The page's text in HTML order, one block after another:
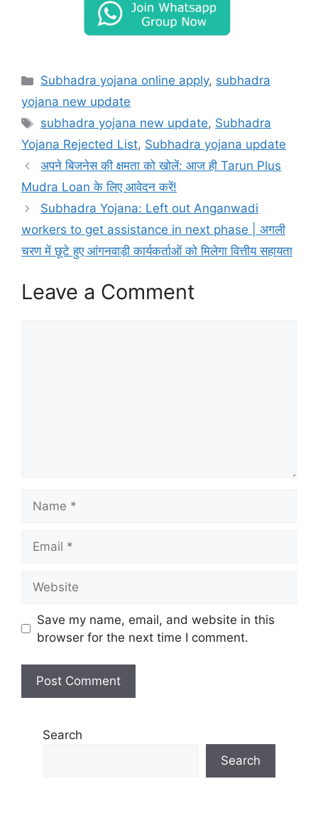
Categories
Subhadra yojana online apply, subhadra
yojana new update
Tags
subhadra yojana new update, Subhadra
Yojana Rejected List, Subhadra yojana update
अपने बिजनेस की क्षमता को खोलें: आज ही Tarun Plus
Mudra Loan के लिए आवेदन करें!
Subhadra Yojana: Left out Anganwadi
workers to get assistance in next phase | अगली
चरण में छूटे हुए आंगनवाड़ी कार्यकर्ताओं को मिलेगा वित्तीय सहायता
Leave a Comment
Save my name, email, and website in this
browser for the next time I comment.
Search
Search